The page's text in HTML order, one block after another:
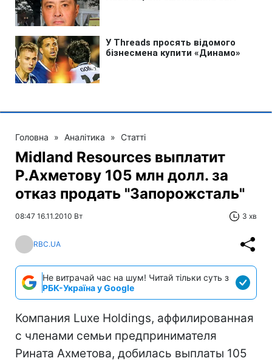
Головна » Аналітика » Статті
Midland Resources выплатит
Р.Ахметову 105 млн долл. за
отказ продать "Запорожсталь"
08:47 16.11.2010 Вт 3 хв
RBC.UA
Не витрачай час на шум! Читай тільки суть з
РБК-Україна у Google
Компания Luxe Holdings, аффилированная
с членами семьи предпринимателя
Рината Ахметова, добилась выплаты 105